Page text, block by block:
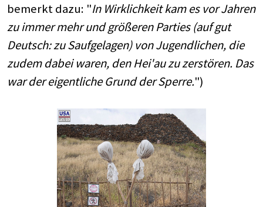
bemerkt dazu: "In Wirklichkeit kam es vor Jahren
zu immer mehr und größeren Parties (auf gut
Deutsch: zu Saufgelagen) von Jugendlichen, die
zudem dabei waren, den Hei'au zu zerstören. Das
war der eigentliche Grund der Sperre.")